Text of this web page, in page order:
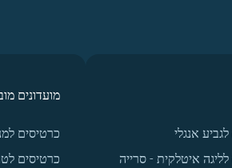
אנגלי
איטלקית - סרייה
מועדונים
כרטיסים
כרטיסים